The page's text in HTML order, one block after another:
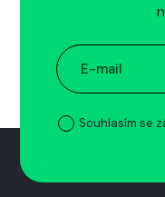
Souhlasím se